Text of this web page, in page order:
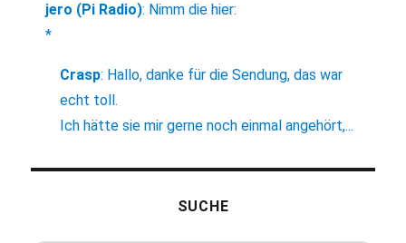
jero (Pi Radio): Nimm die hier:
*
Crasp: Hallo, danke für die Sendung, das war
echt toll.
Ich hätte sie mir gerne noch einmal angehört,...
SUCHE